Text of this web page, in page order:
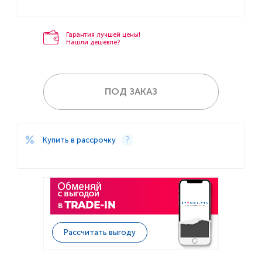
Гарантия лучшей цены!
Нашли дешевле?
ПОД ЗАКАЗ
Купить в рассрочку
Рассчитать выгоду